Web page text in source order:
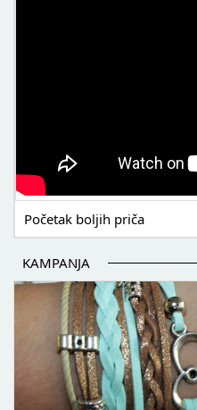
Početak boljih priča
KAMPANJA